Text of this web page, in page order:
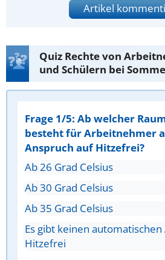
Artikel
Quiz Rechte von
und Schülern bei
Frage 1/5: Ab welcher
besteht für Arbeitnehmer
Anspruch auf Hitzefrei?
Ab 26 Grad Celsius
Ab 30 Grad Celsius
Ab 35 Grad Celsius
Es gibt keinen
Hitzefrei